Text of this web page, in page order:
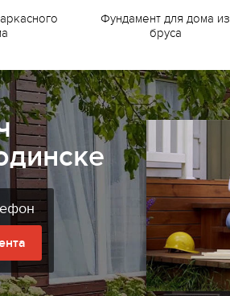
Фундамент для дома из
бруса